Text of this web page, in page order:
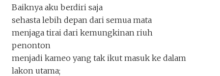
Baiknya aku berdiri saja
sehasta lebih depan dari semua mata
menjaga tirai dari kemungkinan riuh
penonton
menjadi kameo yang tak ikut masuk ke dalam
lakon utama;